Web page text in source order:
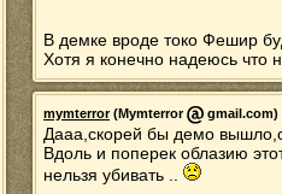
В демке вроде токо Фешир
Хотя я конечно надеюсь что
mymterror(Mymterror gmail.com)
Дааа,скорей бы демо
Вдоль и поперек облазию
нельзя убивать ..